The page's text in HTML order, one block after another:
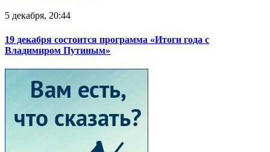
5 декабря, 20:44
19 декабря состоится программа «Итоги года с
Владимиром Путиным»